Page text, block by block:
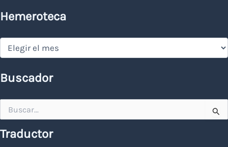
Hemeroteca
Hemeroteca
Buscador
por:
Traductor